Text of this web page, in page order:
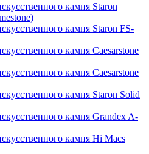
камня Staron
камня Staron FS-
камня Caesarstone
камня Caesarstone
камня Staron Solid
камня Grandex A-
камня Hi Macs